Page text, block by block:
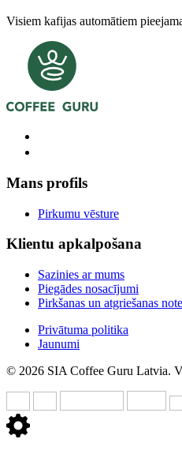
Visiem kafijas automātiem
Mans profils
Pirkumu vēsture
Klientu apkalpošana
Sazinies ar mums
Piegādes nosacījumi
Pirkšanas un atgriešanas
Privātuma politika
Jaunumi
© 2026 SIA Coffee Guru Latvia.